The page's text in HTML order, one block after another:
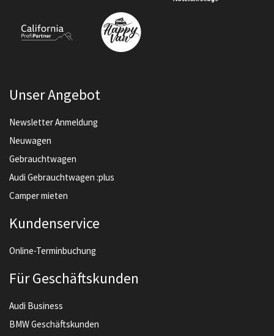
Unser Angebot
Newsletter Anmeldung
Neuwagen
Gebrauchtwagen
Audi Gebrauchtwagen :plus
Camper mieten
Kundenservice
Online-Terminbuchung
Für Geschäftskunden
Audi Business
BMW Geschäftskunden